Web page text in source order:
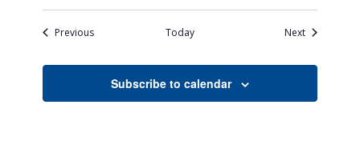
PreviousEvents Today NextEvents
Subscribe to calendar